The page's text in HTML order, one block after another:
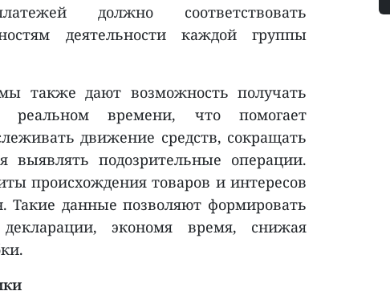
должно соответствовать
деятельности каждой группы
также дают возможность получать
времени, что помогает
движение средств, сокращать
выявлять подозрительные операции.
происхождения товаров и интересов
Такие данные позволяют формировать
декларации, экономя время, снижая